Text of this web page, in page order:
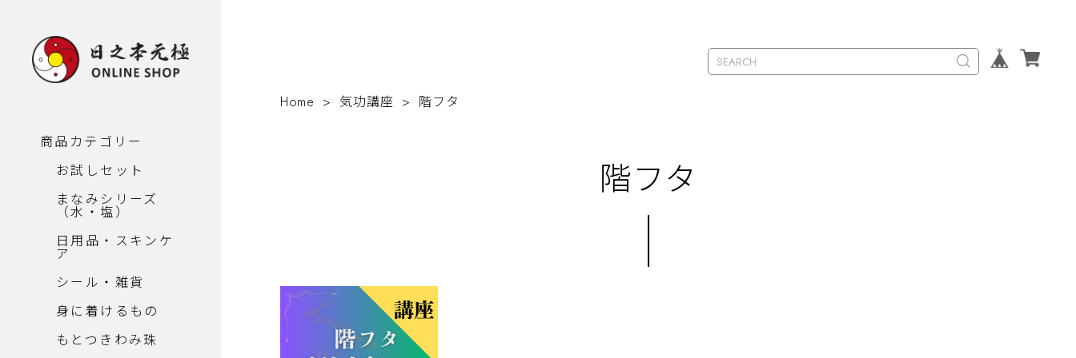
商品カテゴリー
お試しセット
まなみシリーズ
（水・塩）
日用品・スキンケ
ア
シール・雑貨
身に着けるもの
もとつきわみ珠
Home 気功講座 階フタ
階フタ